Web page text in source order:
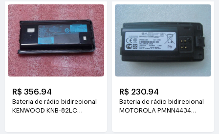
R$ 356.94
Bateria de rádio bidirecional
KENWOOD KNB-82LC
R$ 230.94
Bateria de rádio bidirecional
MOTOROLA PMNN4434